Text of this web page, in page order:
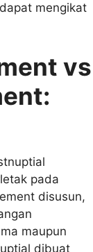
mengikat
vs
pada
disusun,
maupun
dibuat